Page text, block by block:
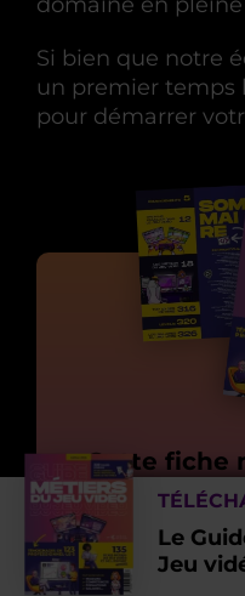
Si bien que notre
un premier temps
pour démarrer
Cette fiche
plaire, des
métiers sont
Le
Jeu